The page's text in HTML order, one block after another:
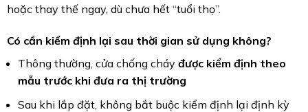
hoặc thay thế ngay, dù chưa hết “tuổi thọ”.
Có cần kiểm định lại sau thời gian sử dụng không?
Thông thường, cửa chống cháy được kiểm định theo
mẫu trước khi đưa ra thị trường
Sau khi lắp đặt, không bắt buộc kiểm định lại định kỳ